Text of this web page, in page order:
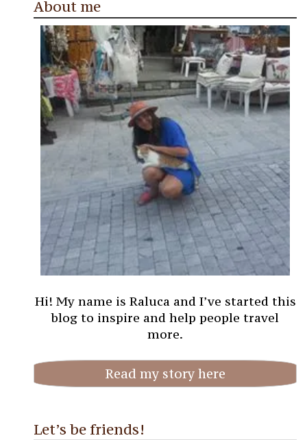
About me
Hi! My name is Raluca and I’ve started this
blog to inspire and help people travel
more.
Read my story here
Let’s be friends!